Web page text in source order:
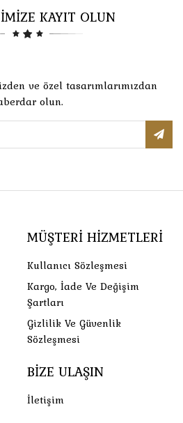
KAYIT OLUN
ve özel tasarımlarımızdan
olun.
MÜŞTERI HIZMETLERI
Kullanıcı Sözleşmesi
Kargo, İade Ve Değişim
Şartları
Gizlilik Ve Güvenlik
Sözleşmesi
BIZE ULAŞIN
İletişim